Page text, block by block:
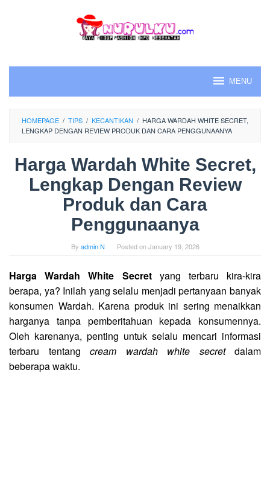
MENU
HOMEPAGE / TIPS / KECANTIKAN / HARGA WARDAH WHITE SECRET,
LENGKAP DENGAN REVIEW PRODUK DAN CARA PENGGUNAANYA
Harga Wardah White Secret,
Lengkap Dengan Review
Produk dan Cara
Penggunaanya
By admin N Posted onJanuary 19, 2026
Harga Wardah White Secret yang terbaru kira-kira
berapa, ya? Inilah yang selalu menjadi pertanyaan banyak
konsumen Wardah. Karena produk ini sering menaikkan
harganya tanpa pemberitahuan kepada konsumennya.
Oleh karenanya, penting untuk selalu mencari informasi
terbaru tentang cream wardah white secret dalam
beberapa waktu.